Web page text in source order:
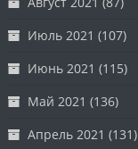
Июль 2021 (107)
Июнь 2021 (115)
Май 2021 (136)
Апрель 2021 (131)